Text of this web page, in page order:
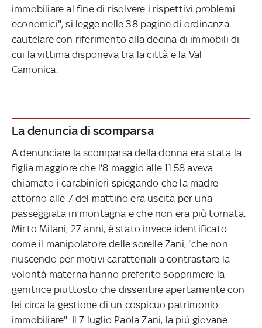
immobiliare al fine di risolvere i rispettivi problemi
economici", si legge nelle 38 pagine di ordinanza
cautelare con riferimento alla decina di immobili di
cui la vittima disponeva tra la città e la Val
Camonica.
La denuncia di scomparsa
A denunciare la scomparsa della donna era stata la
figlia maggiore che l'8 maggio alle 11.58 aveva
chiamato i carabinieri spiegando che la madre
attorno alle 7 del mattino era uscita per una
passeggiata in montagna e che non era più tornata.
Mirto Milani, 27 anni, è stato invece identificato
come il manipolatore delle sorelle Zani, "che non
riuscendo per motivi caratteriali a contrastare la
volontà materna hanno preferito sopprimere la
genitrice piuttosto che dissentire apertamente con
lei circa la gestione di un cospicuo patrimonio
immobiliare". Il 7 luglio Paola Zani, la più giovane